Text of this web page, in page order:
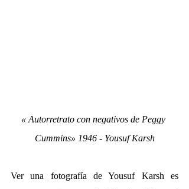
« Autorretrato con negativos de Peggy
Cummins» 1946 - Yousuf Karsh
Ver una fotografía de Yousuf Karsh es